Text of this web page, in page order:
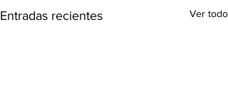
Entradas recientes Ver todo